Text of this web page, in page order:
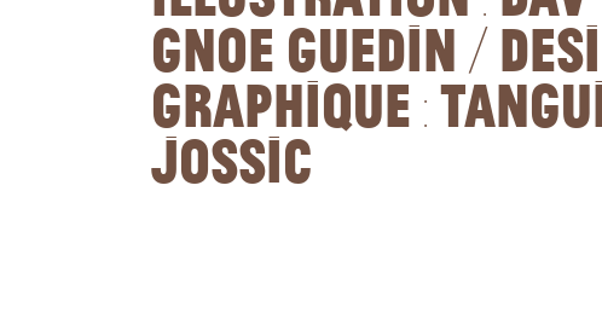
Gnoe Guedin /
graphique :
Jossic